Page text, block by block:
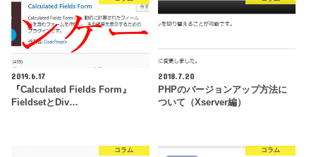
2019.6.17
『Calculated Fields Form』
FieldsetとDiv…
2018.7.20
PHPのバージョンアップ方法に
ついて（Xserver編）
コラム コラム